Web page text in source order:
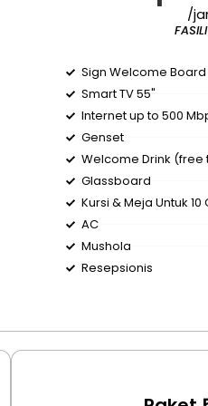
/
Sign Welcome Board
Smart TV 55"
Internet up to 500
Genset
Welcome Drink (free
Glassboard
Kursi & Meja Untuk 10
AC
Mushola
Resepsionis